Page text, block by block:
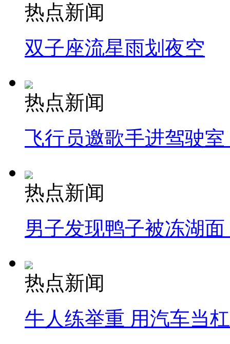
热点新闻
双子座流星雨划夜空
热点新闻
飞行员邀歌手进驾驶
热点新闻
男子发现鸭子被冻湖
热点新闻
牛人练举重 用汽车当